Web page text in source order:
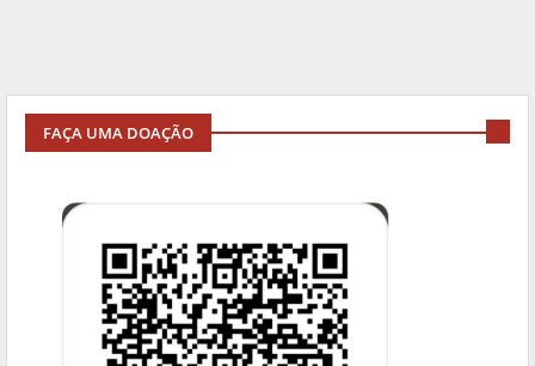
FAÇA UMA DOAÇÃO